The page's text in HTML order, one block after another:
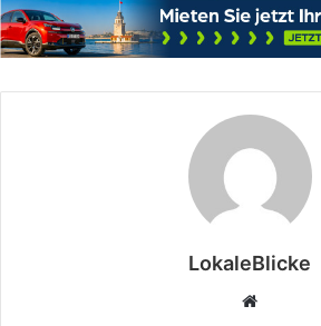
LokaleBlicke
Webseite